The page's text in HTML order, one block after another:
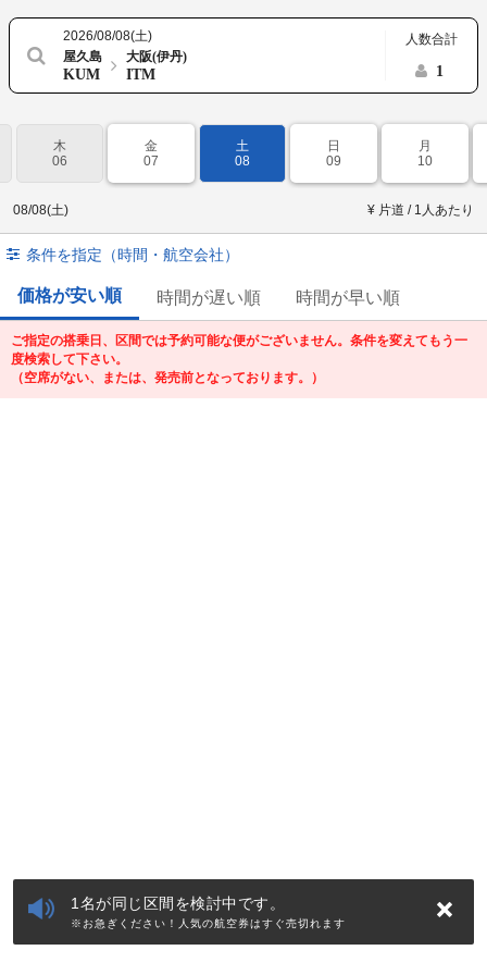
1名が同じ区間を検討中です。
※お急ぎください！人気の航空券はすぐ売切れます
2026/08/08(土)
屋久島
KUM
大阪(伊丹)
ITM
人数合計
1
木
06
金
07
土
08
日
09
月
10
08/08(土) ¥ 片道 / 1人あたり
条件を指定（時間・航空会社）
価格が安い順 時間が遅い順 時間が早い順
ご指定の搭乗日、区間では予約可能な便がございません。条件を変えてもう一
度検索して下さい。
（空席がない、または、発売前となっております。）